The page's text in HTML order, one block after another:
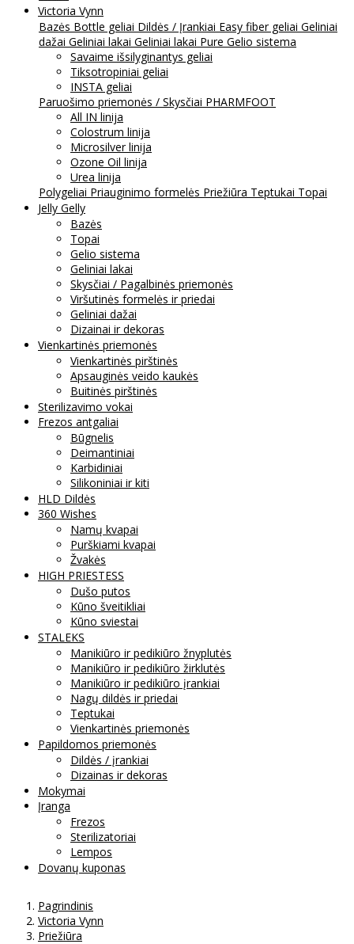
Victoria Vynn
Bazės Bottle geliai Dildės / Įrankiai Easy fiber geliai Geliniai
dažai Geliniai lakai Geliniai lakai Pure Gelio sistema
Savaime išsilyginantys geliai
Tiksotropiniai geliai
INSTA geliai
Paruošimo priemonės / Skysčiai PHARMFOOT
All IN linija
Colostrum linija
Microsilver linija
Ozone Oil linija
Urea linija
Polygeliai Priauginimo formelės Priežiūra Teptukai Topai
Jelly Gelly
Bazės
Topai
Gelio sistema
Geliniai lakai
Skysčiai / Pagalbinės priemonės
Viršutinės formelės ir priedai
Geliniai dažai
Dizainai ir dekoras
Vienkartinės priemonės
Vienkartinės pirštinės
Apsauginės veido kaukės
Buitinės pirštinės
Sterilizavimo vokai
Frezos antgaliai
Būgnelis
Deimantiniai
Karbidiniai
Silikoniniai ir kiti
HLD Dildės
360 Wishes
Namų kvapai
Purškiami kvapai
Žvakės
HIGH PRIESTESS
Dušo putos
Kūno šveitikliai
Kūno sviestai
STALEKS
Manikiūro ir pedikiūro žnyplutės
Manikiūro ir pedikiūro žirklutės
Manikiūro ir pedikiūro įrankiai
Nagų dildės ir priedai
Teptukai
Vienkartinės priemonės
Papildomos priemonės
Dildės / įrankiai
Dizainas ir dekoras
Mokymai
Įranga
Frezos
Sterilizatoriai
Lempos
Dovanų kuponas
Pagrindinis
Victoria Vynn
Priežiūra